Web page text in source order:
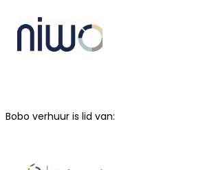
Bobo verhuur is lid van: